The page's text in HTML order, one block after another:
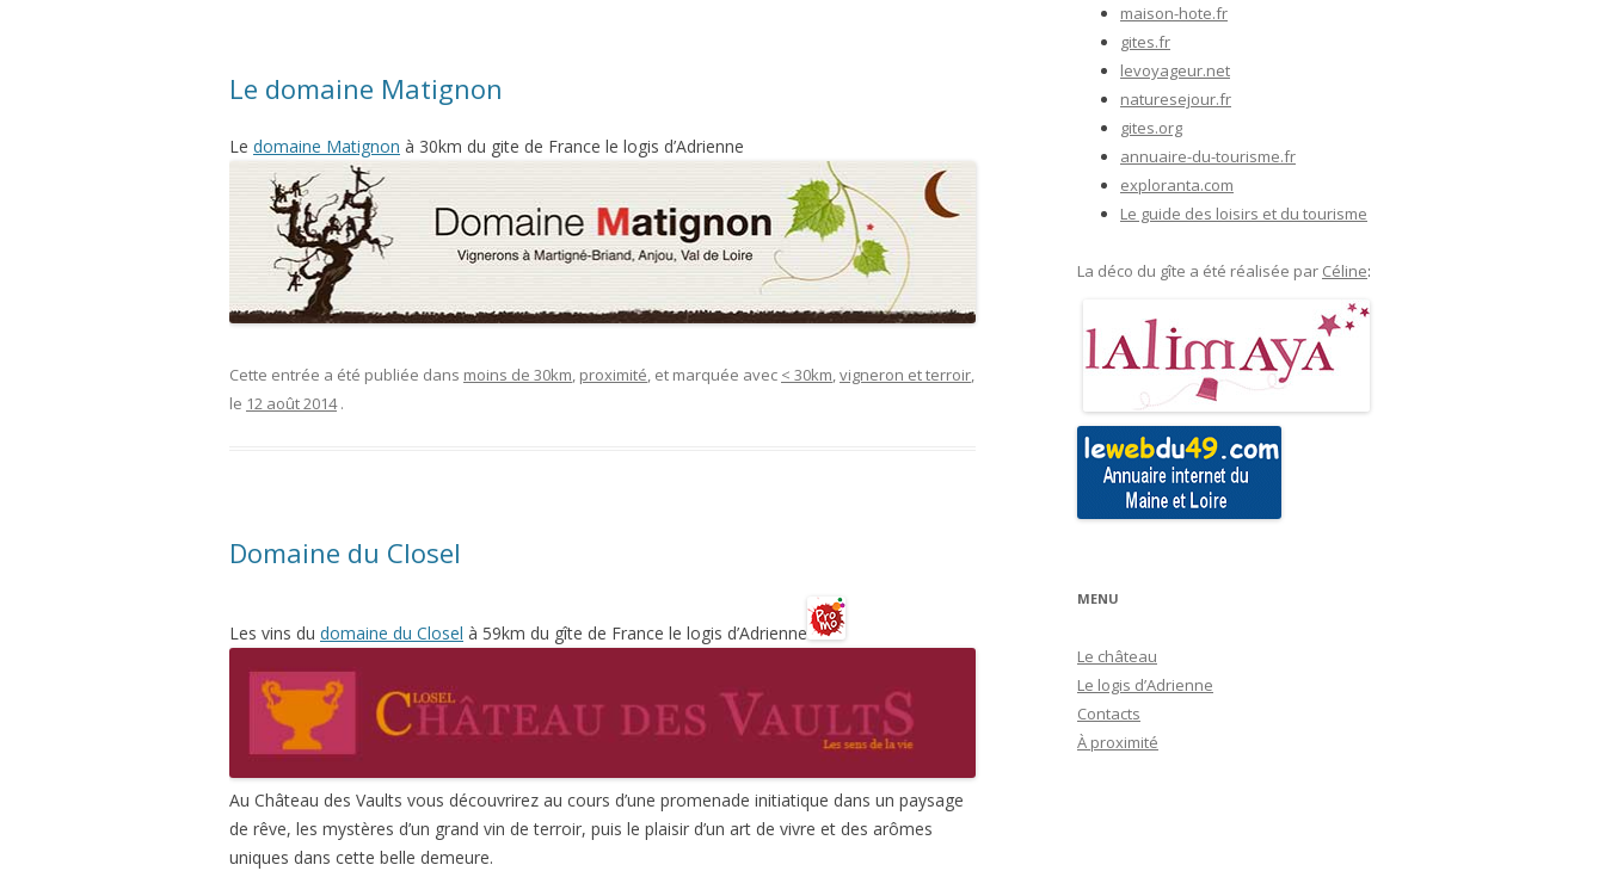
Le domaine Matignon
Le domaine Matignon à 30km du gite de France le logis d’Adrienne
Cette entrée a été publiée dans moins de 30km, proximité, et marquée avec < 30km,vigneron et terroir,
le 12 août 2014 .
Domaine du Closel
Les vins du domaine du Closel à 59km du gîte de France le logis d’Adrienne
Au Château des Vaults vous découvrirez au cours d’une promenade initiatique dans un paysage
de rêve, les mystères d’un grand vin de terroir, puis le plaisir d’un art de vivre et des arômes
uniques dans cette belle demeure.
maison-hote.fr
gites.fr
levoyageur.net
naturesejour.fr
gites.org
annuaire-du-tourisme.fr
exploranta.com
Le guide des loisirs et du tourisme
La déco du gîte a été réalisée par Céline:
MENU
Le château
Le logis d’Adrienne
Contacts
À proximité